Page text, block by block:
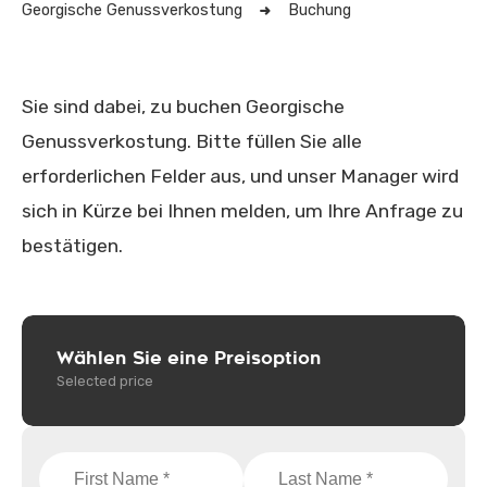
Georgische Genussverkostung
Buchung
Sie sind dabei, zu buchen Georgische
Genussverkostung. Bitte füllen Sie alle
erforderlichen Felder aus, und unser Manager wird
sich in Kürze bei Ihnen melden, um Ihre Anfrage zu
bestätigen.
Wählen Sie eine Preisoption
Selected price